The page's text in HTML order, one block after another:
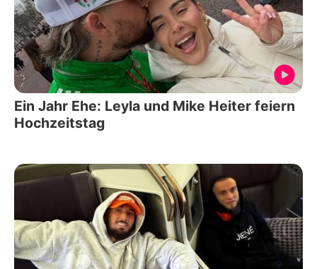
Ein Jahr Ehe: Leyla und Mike Heiter feiern
Hochzeitstag